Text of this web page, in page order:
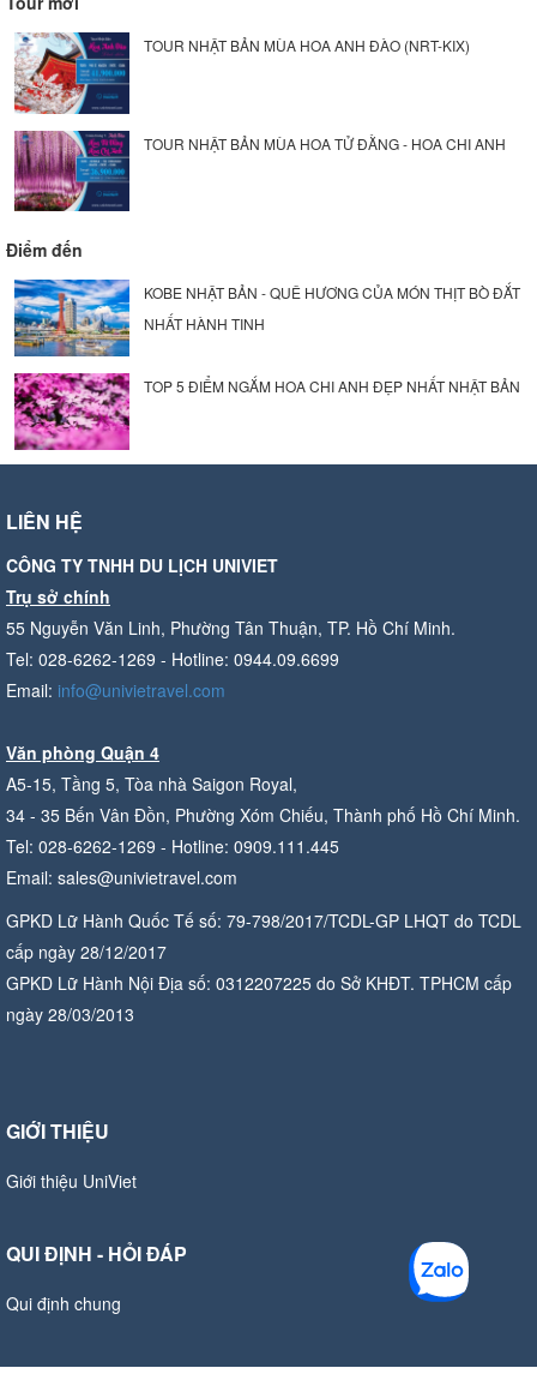
TOUR NHẬT BẢN MÙA HOA ANH ĐÀO (NRT-KIX)
TOUR NHẬT BẢN MÙA HOA TỬ ĐẰNG - HOA CHI ANH
Điểm đến
KOBE NHẬT BẢN - QUÊ HƯƠNG CỦA MÓN THỊT BÒ ĐẮT
NHẤT HÀNH TINH
TOP 5 ĐIỂM NGẮM HOA CHI ANH ĐẸP NHẤT NHẬT BẢN
LIÊN HỆ
CÔNG TY TNHH DU LỊCH UNIVIET
Trụ sở chính
55 Nguyễn Văn Linh, Phường Tân Thuận, TP. Hồ Chí Minh.
Tel: 028-6262-1269 - Hotline: 0944.09.6699
Email: info@univietravel.com
Văn phòng Quận 4
A5-15, Tầng 5, Tòa nhà Saigon Royal,
34 - 35 Bến Vân Đồn, Phường Xóm Chiếu, Thành phố Hồ Chí Minh.
Tel: 028-6262-1269 - Hotline: 0909.111.445
Email: sales@univietravel.com
GPKD Lữ Hành Quốc Tế số: 79-798/2017/TCDL-GP LHQT do TCDL
cấp ngày 28/12/2017
GPKD Lữ Hành Nội Địa số: 0312207225 do Sở KHĐT. TPHCM cấp
ngày 28/03/2013
GIỚI THIỆU
Giới thiệu UniViet
QUI ĐỊNH - HỎI ĐÁP
Qui định chung